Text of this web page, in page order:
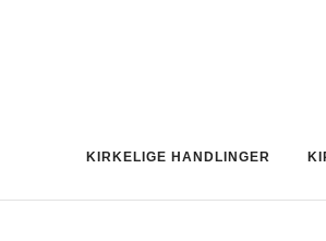
KIRKELIGE HANDLINGER